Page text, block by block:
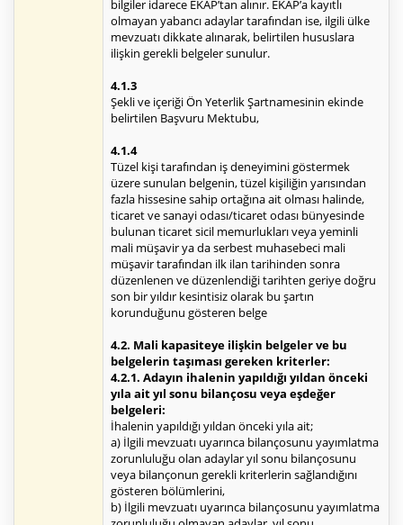
bilgiler idarece EKAP’tan alınır. EKAP’a kayıtlı
olmayan yabancı adaylar tarafından ise, ilgili ülke
mevzuatı dikkate alınarak, belirtilen hususlara
ilişkin gerekli belgeler sunulur.
4.1.3
Şekli ve içeriği Ön Yeterlik Şartnamesinin ekinde
belirtilen Başvuru Mektubu,
4.1.4
Tüzel kişi tarafından iş deneyimini göstermek
üzere sunulan belgenin, tüzel kişiliğin yarısından
fazla hissesine sahip ortağına ait olması halinde,
ticaret ve sanayi odası/ticaret odası bünyesinde
bulunan ticaret sicil memurlukları veya yeminli
mali müşavir ya da serbest muhasebeci mali
müşavir tarafından ilk ilan tarihinden sonra
düzenlenen ve düzenlendiği tarihten geriye doğru
son bir yıldır kesintisiz olarak bu şartın
korunduğunu gösteren belge
4.2. Mali kapasiteye ilişkin belgeler ve bu
belgelerin taşıması gereken kriterler:
4.2.1. Adayın ihalenin yapıldığı yıldan önceki
yıla ait yıl sonu bilançosu veya eşdeğer
belgeleri:
İhalenin yapıldığı yıldan önceki yıla ait;
a) İlgili mevzuatı uyarınca bilançosunu yayımlatma
zorunluluğu olan adaylar yıl sonu bilançosunu
veya bilançonun gerekli kriterlerin sağlandığını
gösteren bölümlerini,
b) İlgili mevzuatı uyarınca bilançosunu yayımlatma